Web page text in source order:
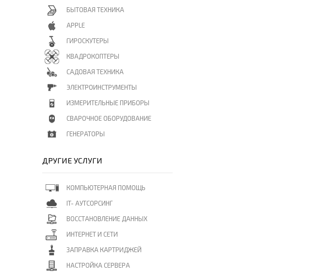
БЫТОВАЯ ТЕХНИКА
APPLE
ГИРОСКУТЕРЫ
КВАДРОКОПТЕРЫ
САДОВАЯ ТЕХНИКА
ЭЛЕКТРОИНСТРУМЕНТЫ
ИЗМЕРИТЕЛЬНЫЕ ПРИБОРЫ
СВАРОЧНОЕ ОБОРУДОВАНИЕ
ГЕНЕРАТОРЫ
ДРУГИЕ УСЛУГИ
КОМПЬЮТЕРНАЯ ПОМОЩЬ
IT- АУТСОРСИНГ
ВОССТАНОВЛЕНИЕ ДАННЫХ
ИНТЕРНЕТ И СЕТИ
ЗАПРАВКА КАРТРИДЖЕЙ
НАСТРОЙКА СЕРВЕРА